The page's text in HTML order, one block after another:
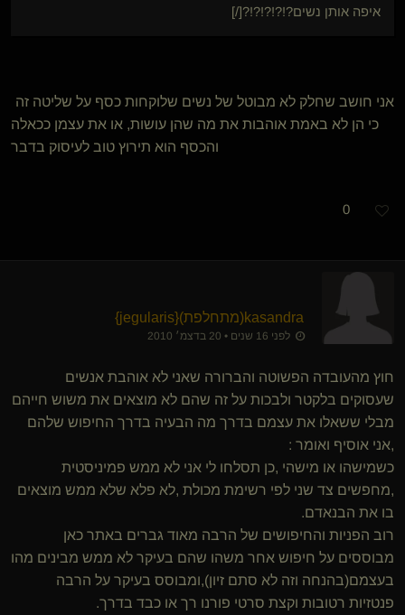
איפה אותן נשים?!?!?!?!?[/]
אני חושב שחלק לא מבוטל של נשים שלוקחות כסף על שליטה זה
כי הן לא באמת אוהבות את מה שהן עושות, או את עצמן ככאלה
והכסף הוא תירוץ טוב לעיסוק בדבר
0
kasandra​(מתחלפת) ​{
jegularis
}
לפני 16 שנים • 20 בדצמ׳ 2010
חוץ מהעובדה הפשוטה והברורה שאני לא אוהבת אנשים
שעסוקים בלקטר ולבכות על זה שהם לא מוצאים את משוש חייהם
מבלי ששאלו את עצמם בדרך מה הבעיה בדרך החיפוש שלהם
,אני אוסיף ואומר :
כשמישהו או מישהי ,כן תסלחו לי אני לא ממש פמיניסטית
,מחפשים צד שני לפי רשימת מכולת ,לא פלא שלא ממש מוצאים
בו את הבנאדם.
רוב הפניות והחיפושים של הרבה מאוד גברים באתר כאן
מבוססים על חיפוש אחר משהו שהם בעיקר לא ממש מבינים מהו
בעצמם(בהנחה וזה לא סתם זיון),ומבוסס בעיקר על הרבה
פנטזיות רטובות וקצת סרטי פורנו רך או כבד בדרך.